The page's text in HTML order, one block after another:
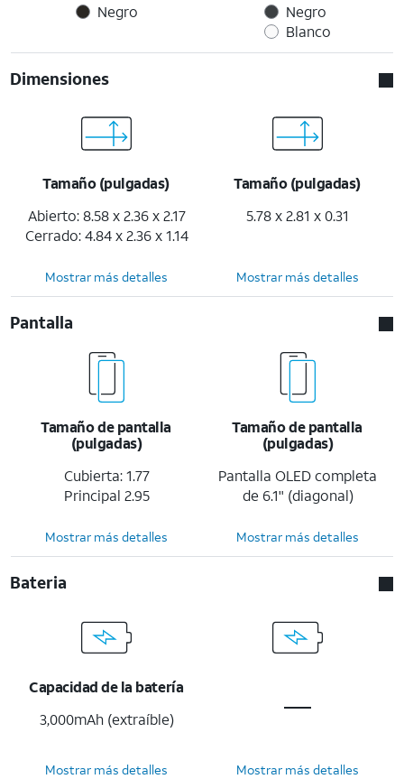
Negro
Negro
Blanco
Dimensiones
Tamaño (pulgadas)
Abierto: 8.58 x 2.36 x 2.17
Cerrado: 4.84 x 2.36 x 1.14
Tamaño (pulgadas)
5.78 x 2.81 x 0.31
Mostrar más detalles Mostrar más detalles
Pantalla
Tamaño de pantalla
(pulgadas)
Cubierta: 1.77
Principal 2.95
Tamaño de pantalla
(pulgadas)
Pantalla OLED completa
de 6.1" (diagonal)
Mostrar más detalles Mostrar más detalles
Bateria
Capacidad de la batería
3,000mAh (extraíble)
Mostrar más detalles Mostrar más detalles